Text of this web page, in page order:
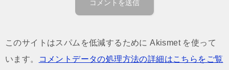
このサイトはスパムを低減するために Akismet を使って
います。
コメントデータの処理方法の詳細はこちらをご覧